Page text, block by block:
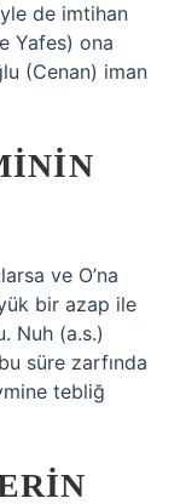
de imtihan
Yafes) ona
(Cenan) iman
ve O’na
bir azap ile
Nuh (a.s.)
süre zarfında
tebliğ